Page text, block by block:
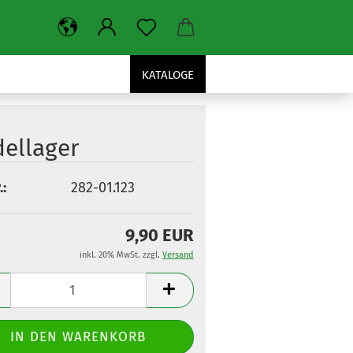
KATALOGE
282-01.123
9,90 EUR
inkl. 20% MwSt. zzgl. Versand